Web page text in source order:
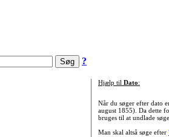
?
Hjælp til Dato:
Når du søger efter dato
august 1855). Da dette
bruges til at undlade
Man skal altså søge efter